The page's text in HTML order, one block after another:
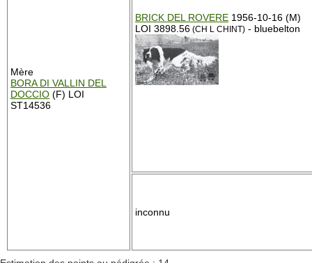
Mère
BORA DI VALLIN DEL
DOCCIO (F) LOI
ST14536
BRICK DEL ROVERE 1956-10-16 (M)
LOI 3898.56 (CH L CHINT) - bluebelton
inconnu